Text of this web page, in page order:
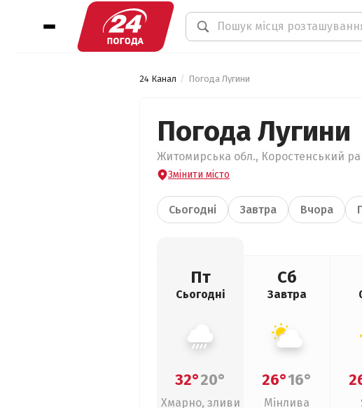
24 Канал Погода Лугини
Погода Лугини
Житомирська обл., Коростенський
Змінити місто
Сьогодні Завтра Вчора
Пт
Сьогодні
32°20°
Хмарно, зливи
Сб
Завтра
26°16°
Мінлива